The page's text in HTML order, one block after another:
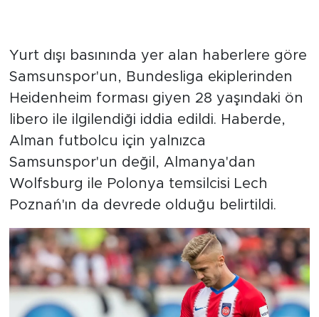
Yurt dışı basınında yer alan haberlere göre
Samsunspor'un, Bundesliga ekiplerinden
Heidenheim forması giyen 28 yaşındaki ön
libero ile ilgilendiği iddia edildi. Haberde,
Alman futbolcu için yalnızca
Samsunspor'un değil, Almanya'dan
Wolfsburg ile Polonya temsilcisi Lech
Poznań'ın da devrede olduğu belirtildi.